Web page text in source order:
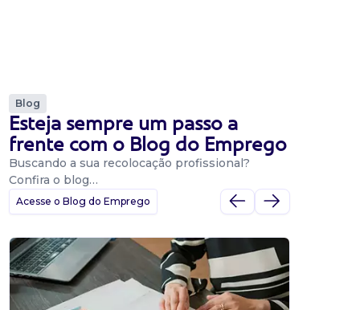
Blog
Esteja sempre um passo a
frente com o Blog do Emprego
Buscando a sua recolocação profissional?
Confira o blog…
Acesse o Blog do Emprego